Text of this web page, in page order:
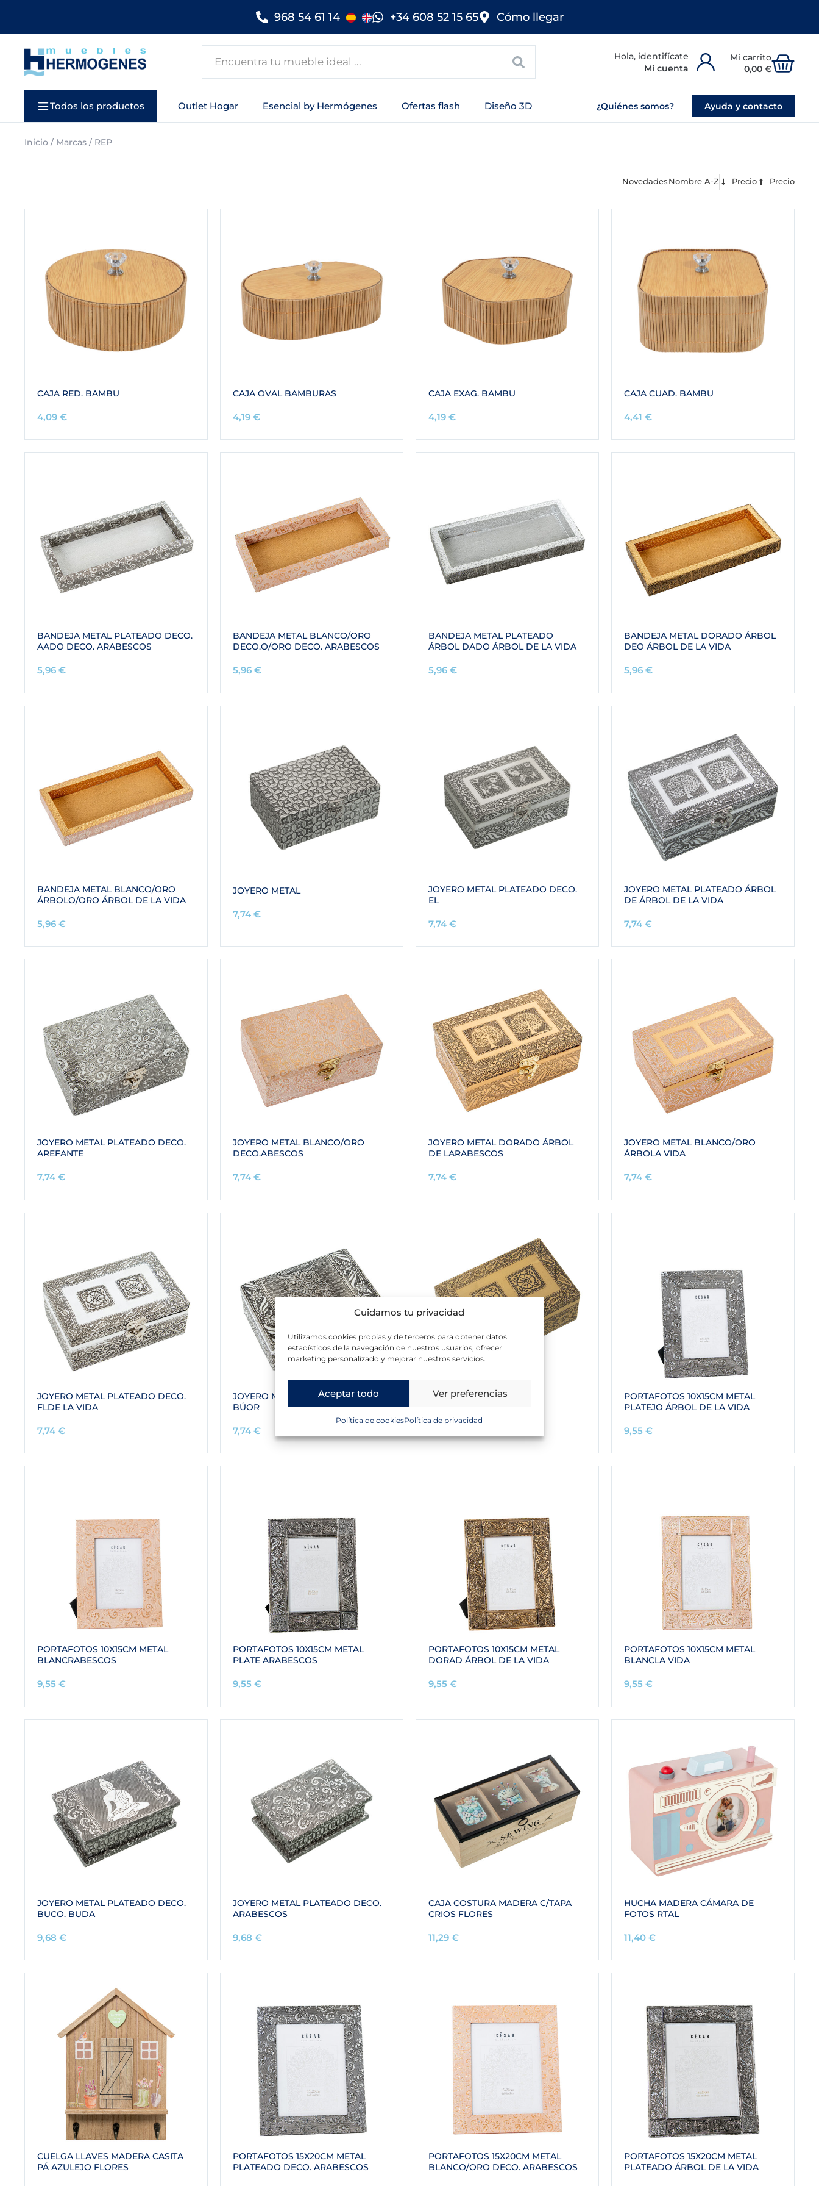
Cuidamos tu privacidad
Utilizamos cookies propias y de terceros para obtener datos
estadísticos de la navegación de nuestros usuarios, ofrecer
marketing personalizado y mejorar nuestros servicios.
Aceptar todo Ver preferencias
Política de cookiesPolítica de privacidad
contenido
968 54 61 14 +34 608 52 15 65 Cómo llegar
Mi cuenta 0,00 €
Todos los productos Outlet Hogar Esencial by Hermógenes Ofertas flash Diseño 3D ¿Quiénes somos? Ayuda y contacto
Inicio / Marcas / REP
Novedades Nombre A-Z Precio Precio
CAJA RED. BAMBU
4,09 €
CAJA OVAL BAMBURAS
4,19 €
CAJA EXAG. BAMBU
4,19 €
CAJA CUAD. BAMBU
4,41 €
BANDEJA METAL PLATEADO DECO.
AADO DECO. ARABESCOS
5,96 €
BANDEJA METAL BLANCO/ORO
DECO.O/ORO DECO. ARABESCOS
5,96 €
BANDEJA METAL PLATEADO
ÁRBOL DADO ÁRBOL DE LA VIDA
5,96 €
BANDEJA METAL DORADO ÁRBOL
DEO ÁRBOL DE LA VIDA
5,96 €
BANDEJA METAL BLANCO/ORO
ÁRBOLO/ORO ÁRBOL DE LA VIDA
5,96 €
JOYERO METAL
7,74 €
JOYERO METAL PLATEADO DECO.
EL
7,74 €
JOYERO METAL PLATEADO ÁRBOL
DE ÁRBOL DE LA VIDA
7,74 €
JOYERO METAL PLATEADO DECO.
AREFANTE
7,74 €
JOYERO METAL BLANCO/ORO
DECO.ABESCOS
7,74 €
JOYERO METAL DORADO ÁRBOL
DE LARABESCOS
7,74 €
JOYERO METAL BLANCO/ORO
ÁRBOLA VIDA
7,74 €
JOYERO METAL PLATEADO DECO.
FLDE LA VIDA
7,74 €
JOYERO METAL PLATEADO DECO.
BÚOR
7,74 €
JOYERO METAL DORADO
8,39€
PORTAFOTOS 10X15CM METAL
PLATEJO ÁRBOL DE LA VIDA
9,55 €
PORTAFOTOS 10X15CM METAL
BLANCRABESCOS
9,55 €
PORTAFOTOS 10X15CM METAL
PLATE ARABESCOS
9,55 €
PORTAFOTOS 10X15CM METAL
DORAD ÁRBOL DE LA VIDA
9,55 €
PORTAFOTOS 10X15CM METAL
BLANCLA VIDA
9,55 €
JOYERO METAL PLATEADO DECO.
BUCO. BUDA
9,68 €
JOYERO METAL PLATEADO DECO.
ARABESCOS
9,68 €
CAJA COSTURA MADERA C/TAPA
CRIOS FLORES
11,29 €
HUCHA MADERA CÁMARA DE
FOTOS RTAL
11,40 €
CUELGA LLAVES MADERA CASITA
PÁ AZULEJO FLORES
PORTAFOTOS 15X20CM METAL
PLATEADO DECO. ARABESCOS
PORTAFOTOS 15X20CM METAL
BLANCO/ORO DECO. ARABESCOS
PORTAFOTOS 15X20CM METAL
PLATEADO ÁRBOL DE LA VIDA